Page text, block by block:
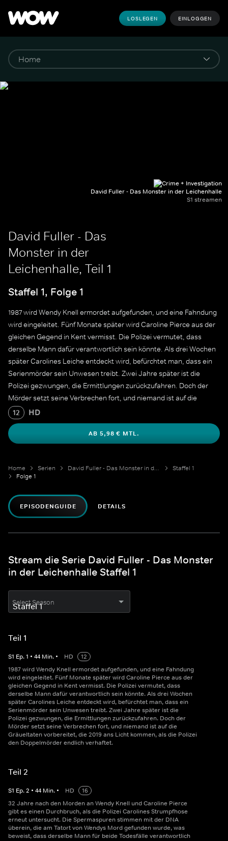
LOSLEGEN EINLOGGEN
David Fuller - Das Monster in der Leichenhalle
S1 streamen
David Fuller - Das
Monster in der
Leichenhalle, Teil 1
Staffel 1, Folge 1
1987 wird Wendy Knell ermordet aufgefunden, und eine Fahndung
wird eingeleitet. Fünf Monate später wird Caroline Pierce aus der
gleichen Gegend in Kent vermisst. Die Polizei vermutet, dass
derselbe Mann dafür verantwortlich sein könnte. Als drei Wochen
später Carolines Leiche entdeckt wird, befürchtet man, dass ein
Serienmörder sein Unwesen treibt. Zwei Jahre später ist die
Polizei gezwungen, die Ermittlungen zurückzufahren. Doch der
Mörder setzt seine Verbrechen fort, und niemand ist auf die
Gräueltaten vorbereitet, die 2019 ans Licht kommen, als die
Polizei den Doppelmörder endlich verhaftet.
12 HD
AB 5,98 € MTL.
Home Serien David Fuller - Das Monster in der Leichenhalle
Staffel 1
Folge 1
EPISODENGUIDE DETAILS
Stream die Serie David Fuller - Das Monster
in der Leichenhalle Staffel 1
Select Season
Teil 1
S1 Ep.1 • 44 Min. • HD
12
1987 wird Wendy Knell ermordet aufgefunden, und eine Fahndung
wird eingeleitet. Fünf Monate später wird Caroline Pierce aus der
gleichen Gegend in Kent vermisst. Die Polizei vermutet, dass
derselbe Mann dafür verantwortlich sein könnte. Als drei Wochen
später Carolines Leiche entdeckt wird, befürchtet man, dass ein
Serienmörder sein Unwesen treibt. Zwei Jahre später ist die
Polizei gezwungen, die Ermittlungen zurückzufahren. Doch der
Mörder setzt seine Verbrechen fort, und niemand ist auf die
Gräueltaten vorbereitet, die 2019 ans Licht kommen, als die Polizei
den Doppelmörder endlich verhaftet.
Teil 2
S1 Ep.2 • 44 Min. • HD
16
32 Jahre nach den Morden an Wendy Knell und Caroline Pierce
gibt es einen Durchbruch, als die Polizei Carolines Strumpfhose
erneut untersucht. Die Spermaspuren stimmen mit der DNA
überein, die am Tatort von Wendys Mord gefunden wurde, was
beweist, dass derselbe Mann für beide Todesfälle verantwortlich